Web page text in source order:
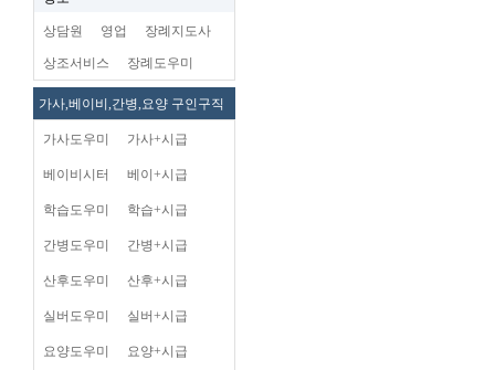
상담원 영업 장례지도사
상조서비스 장례도우미
가사,베이비,간병,요양 구인구직
가사도우미 가사+시급
베이비시터 베이+시급
학습도우미 학습+시급
간병도우미 간병+시급
산후도우미 산후+시급
실버도우미 실버+시급
요양도우미 요양+시급